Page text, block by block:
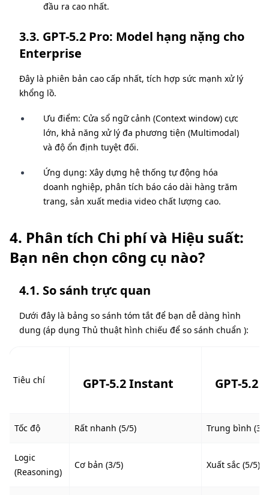
đầu ra cao nhất.
3.3. GPT-5.2 Pro: Model hạng nặng cho
Enterprise
Đây là phiên bản cao cấp nhất, tích hợp sức mạnh xử lý
khổng lồ.
Ưu điểm: Cửa sổ ngữ cảnh (Context window) cực
lớn, khả năng xử lý đa phương tiện (Multimodal)
và độ ổn định tuyệt đối.
Ứng dụng: Xây dựng hệ thống tự động hóa
doanh nghiệp, phân tích báo cáo dài hàng trăm
trang, sản xuất media video chất lượng cao.
4. Phân tích Chi phí và Hiệu suất:
Bạn nên chọn công cụ nào?
4.1. So sánh trực quan
Dưới đây là bảng so sánh tóm tắt để bạn dễ dàng hình
dung (áp dụng Thủ thuật hình chiếu để so sánh chuẩn ):
Tiêu chí GPT-5.2 Instant GPT-5.2
Tốc độ Rất nhanh (5/5) Trung bình (3/
Logic
(Reasoning)
Cơ bản (3/5) Xuất sắc (5/5)